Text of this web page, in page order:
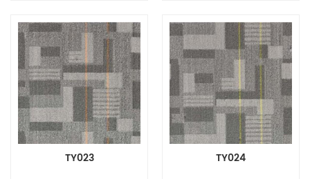
MOQ: 200m²
MOQ: 200m²
teatro Marca: Relle Color:
Gris Serie: MOQUETA DE
OFICINA BALDOSAS SERIE
PLAID GRIS Tamaño: 66,7
cm x 66,7 cm Espesor
total: 1 2 mm ± 0,5 mm
Construcción: Máquina
de color Calibre: 1/10"
teatro Marca: Relle Color:
Gris Serie: MOQUETA DE
OFICINA BALDOSAS SERIE
PLAID GRIS Tamaño: 66,7
cm x 66,7 cm Espesor
total: 1 2 mm ± 0,5 mm
Construcción: Máquina
de color Calibre: 1/10"
TY023 TY024